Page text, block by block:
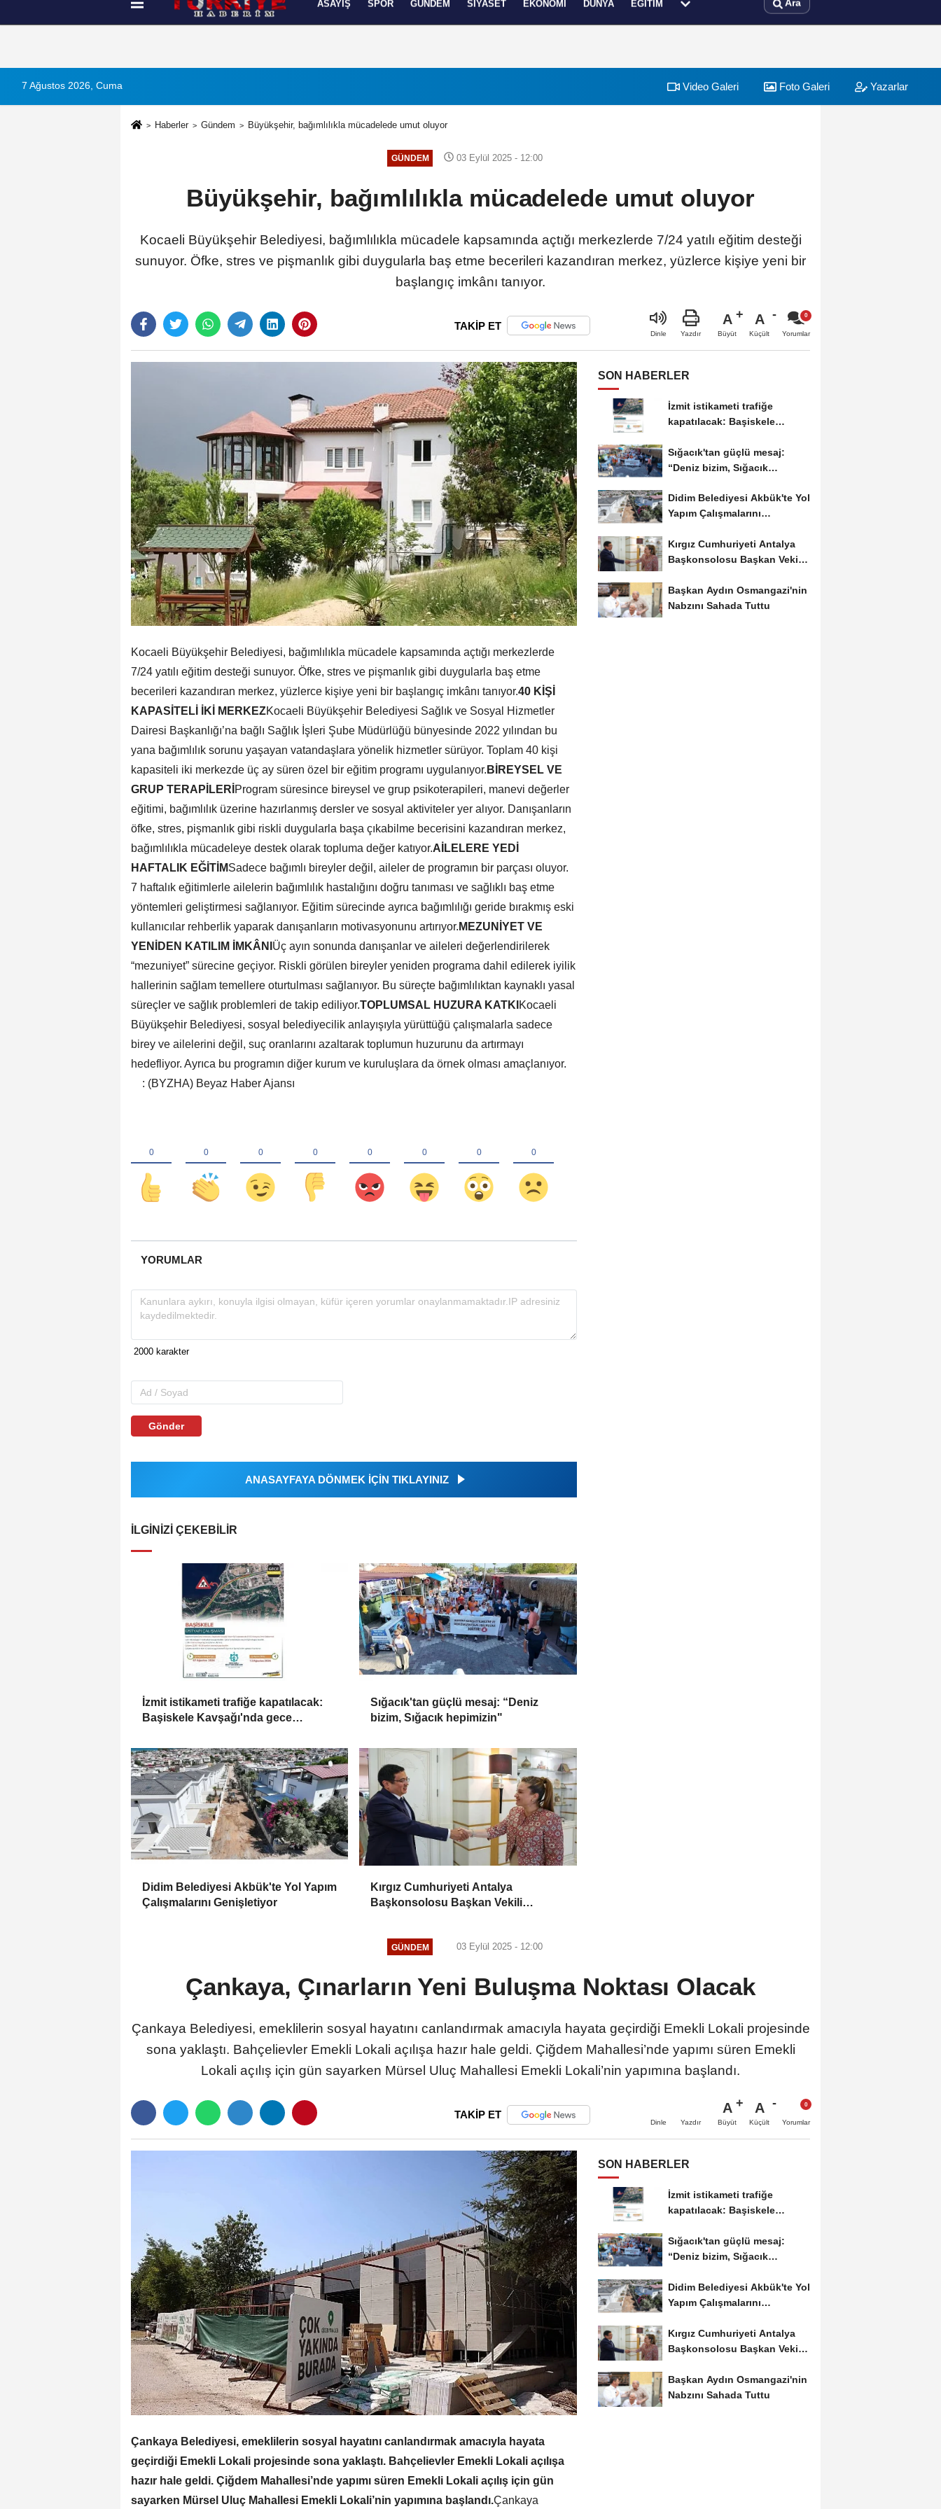
İletişim Çerez Politikası Gizlilik İlkeleri
ASAYIŞ SPOR GÜNDEM SIYASET EKONOMI DÜNYA EĞITIM Ara
7 Ağustos 2026, Cuma Video Galeri Foto Galeri Yazarlar
Haberler Gündem Büyükşehir, bağımlılıkla mücadelede umut oluyor
GÜNDEM 03 Eylül 2025 - 12:00
Büyükşehir, bağımlılıkla mücadelede umut oluyor
Kocaeli Büyükşehir Belediyesi, bağımlılıkla mücadele kapsamında açtığı merkezlerde 7/24 yatılı eğitim desteği
sunuyor. Öfke, stres ve pişmanlık gibi duygularla baş etme becerileri kazandıran merkez, yüzlerce kişiye yeni bir
başlangıç imkânı tanıyor.
TAKİP ET
Dinle Yazdır
A
Büyüt
A
Küçült Yorumlar
Kocaeli Büyükşehir Belediyesi, bağımlılıkla mücadele kapsamında açtığı merkezlerde
7/24 yatılı eğitim desteği sunuyor. Öfke, stres ve pişmanlık gibi duygularla baş etme
becerileri kazandıran merkez, yüzlerce kişiye yeni bir başlangıç imkânı tanıyor.40 KİŞİ
KAPASİTELİ İKİ MERKEZKocaeli Büyükşehir Belediyesi Sağlık ve Sosyal Hizmetler
Dairesi Başkanlığı’na bağlı Sağlık İşleri Şube Müdürlüğü bünyesinde 2022 yılından bu
yana bağımlılık sorunu yaşayan vatandaşlara yönelik hizmetler sürüyor. Toplam 40 kişi
kapasiteli iki merkezde üç ay süren özel bir eğitim programı uygulanıyor. BİREYSEL VE
GRUP TERAPİLERİ Program süresince bireysel ve grup psikoterapileri, manevi değerler
eğitimi, bağımlılık üzerine hazırlanmış dersler ve sosyal aktiviteler yer alıyor. Danışanların
öfke, stres, pişmanlık gibi riskli duygularla başa çıkabilme becerisini kazandıran merkez,
bağımlılıkla mücadeleye destek olarak topluma değer katıyor.AİLELERE YEDİ
HAFTALIK EĞİTİMSadece bağımlı bireyler değil, aileler de programın bir parçası oluyor.
7 haftalık eğitimlerle ailelerin bağımlılık hastalığını doğru tanıması ve sağlıklı baş etme
yöntemleri geliştirmesi sağlanıyor. Eğitim sürecinde ayrıca bağımlılığı geride bırakmış eski
kullanıcılar rehberlik yaparak danışanların motivasyonunu artırıyor. MEZUNİYET VE
YENİDEN KATILIM İMKÂNI Üç ayın sonunda danışanlar ve aileleri değerlendirilerek
“mezuniyet” sürecine geçiyor. Riskli görülen bireyler yeniden programa dahil edilerek iyilik
hallerinin sağlam temellere oturtulması sağlanıyor. Bu süreçte bağımlılıktan kaynaklı yasal
süreçler ve sağlık problemleri de takip ediliyor.TOPLUMSAL HUZURA KATKI Kocaeli
Büyükşehir Belediyesi, sosyal belediyecilik anlayışıyla yürüttüğü çalışmalarla sadece
birey ve ailelerini değil, suç oranlarını azaltarak toplumun huzurunu da artırmayı
hedefliyor. Ayrıca bu programın diğer kurum ve kuruluşlara da örnek olması amaçlanıyor.
: (BYZHA) Beyaz Haber Ajansı
YORUMLAR
Gönder
ANASAYFAYA DÖNMEK İÇİN TIKLAYINIZ
İLGINIZI ÇEKEBILIR
İzmit istikameti trafiğe kapatılacak:
Başiskele Kavşağı'nda gece
Sığacık'tan güçlü mesaj: “Deniz
bizim, Sığacık hepimizin"
Didim Belediyesi Akbük'te Yol Yapım
Çalışmalarını Genişletiyor
Kırgız Cumhuriyeti Antalya
Başkonsolosu Başkan Vekili
SON HABERLER
İzmit istikameti trafiğe
kapatılacak: Başiskele
Sığacık'tan güçlü mesaj:
“Deniz bizim, Sığacık
Didim Belediyesi Akbük'te Yol
Yapım Çalışmalarını
Kırgız Cumhuriyeti Antalya
Başkonsolosu Başkan Vekili
Başkan Aydın Osmangazi'nin
Nabzını Sahada Tuttu
GÜNDEM 03 Eylül 2025 - 12:00
Çankaya, Çınarların Yeni Buluşma Noktası Olacak
Çankaya Belediyesi, emeklilerin sosyal hayatını canlandırmak amacıyla hayata geçirdiği Emekli Lokali projesinde
sona yaklaştı. Bahçelievler Emekli Lokali açılışa hazır hale geldi. Çiğdem Mahallesi’nde yapımı süren Emekli
Lokali açılış için gün sayarken Mürsel Uluç Mahallesi Emekli Lokali’nin yapımına başlandı.
TAKİP ET
Dinle Yazdır
A
Büyüt
A
Küçült Yorumlar
Çankaya Belediyesi, emeklilerin sosyal hayatını canlandırmak amacıyla hayata
geçirdiği Emekli Lokali projesinde sona yaklaştı. Bahçelievler Emekli Lokali açılışa
hazır hale geldi. Çiğdem Mahallesi’nde yapımı süren Emekli Lokali açılış için gün
sayarken Mürsel Uluç Mahallesi Emekli Lokali’nin yapımına başlandı.Çankaya
SON HABERLER
İzmit istikameti trafiğe
kapatılacak: Başiskele
Sığacık'tan güçlü mesaj:
“Deniz bizim, Sığacık
Didim Belediyesi Akbük'te Yol
Yapım Çalışmalarını
Kırgız Cumhuriyeti Antalya
Başkonsolosu Başkan Vekili
Başkan Aydın Osmangazi'nin
Nabzını Sahada Tuttu